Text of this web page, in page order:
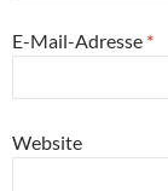
E-Mail-Adresse *
Website